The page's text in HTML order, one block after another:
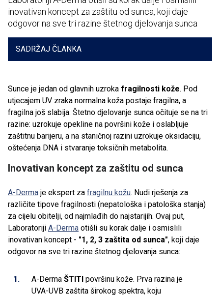
inovativan koncept za zaštitu od sunca, koji daje
odgovor na sve tri razine štetnog djelovanja sunca
SADRŽAJ ČLANKA
Sunce je jedan od glavnih uzroka fragilnosti kože. Pod
utjecajem UV zraka normalna koža postaje fragilna, a
fragilna još slabija. Štetno djelovanje sunca očituje se na tri
razine: uzrokuje opekline na površini kože i oslabljuje
zaštitnu barijeru, a na staničnoj razini uzrokuje oksidaciju,
oštećenja DNA i stvaranje toksičnih metabolita.
Inovativan koncept za zaštitu od sunca
A-Derma je ekspert za fragilnu kožu. Nudi rješenja za
različite tipove fragilnosti (nepatološka i patološka stanja)
za cijelu obitelji, od najmlađih do najstarijih. Ovaj put,
Laboratoriji A-Derma otišli su korak dalje i osmislili
inovativan koncept - "1, 2, 3 zaštita od sunca", koji daje
odgovor na sve tri razine štetnog djelovanja sunca:
A-Derma ŠTITI površinu kože. Prva razina je
UVA-UVB zaštita širokog spektra, koju